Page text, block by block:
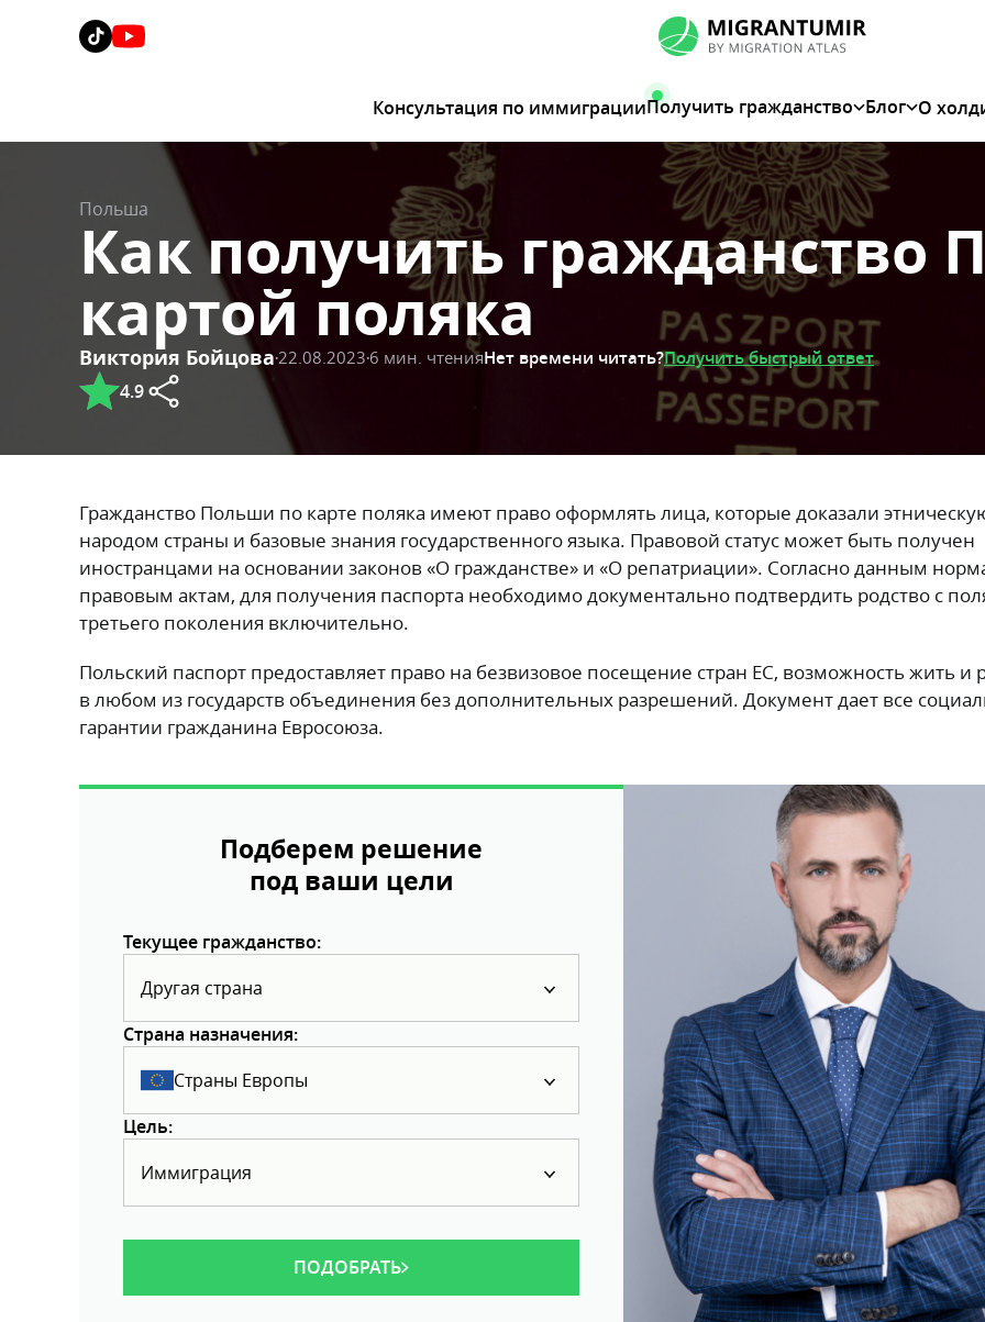
Консультация по иммиграцииПолучить гражданство Блог О
Польша
Как получить гражданство
картой поляка
Виктория Бойцова 22.08.2023 6 мин. чтенияНет времени читать?Получить быстрый ответ
4.9
Гражданство Польши по карте поляка имеют право оформлять лица, которые доказали
народом страны и базовые знания государственного языка. Правовой статус может быть получен
иностранцами на основании законов «О гражданстве» и «О репатриации». Согласно данным
правовым актам, для получения паспорта необходимо документально подтвердить родство с
третьего поколения включительно.
Польский паспорт предоставляет право на безвизовое посещение стран ЕС, возможность жить и
в любом из государств объединения без дополнительных разрешений. Документ дает все
гарантии гражданина Евросоюза.
Подберем решение
под ваши цели
Текущее гражданство:
Другая страна
Страна назначения:
Страны Европы
Цель:
Иммиграция
ПОДОБРАТЬ